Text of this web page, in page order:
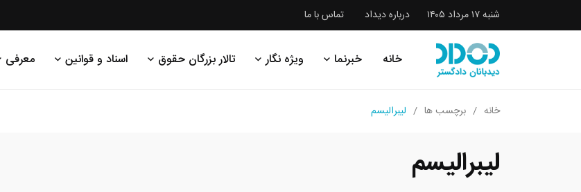
شنبه ۱۷ مرداد ۱۴۰۵ درباره دیداد تماس با ما
خانه خبرنما ویژه نگار تالار بزرگان حقوق اسناد و قوانین معرفی
خانه برچسب ها لیبرالیسم
لیبرالیسم